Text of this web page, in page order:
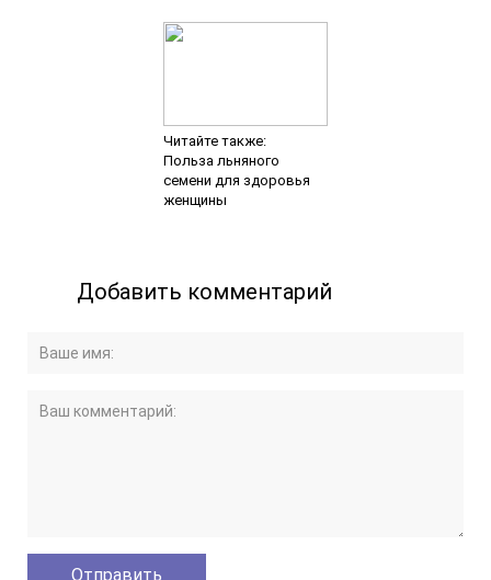
Читайте также:
Польза льняного
семени для здоровья
женщины
Добавить комментарий